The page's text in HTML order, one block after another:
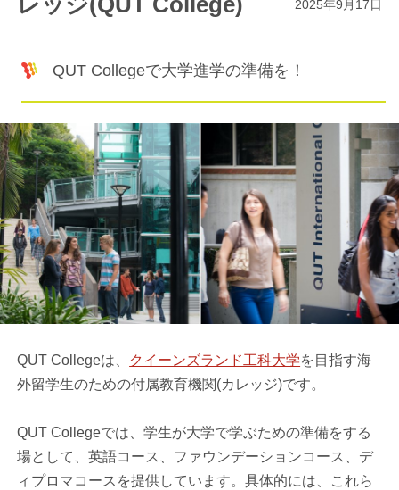
2025年9月17日
QUT Collegeで大学進学の準備を！
QUT Collegeは、 クイーンズランド工科大学を目指す海
外留学生のための付属教育機関(カレッジ)です。
QUT Collegeでは、学生が大学で学ぶための準備をする
場として、英語コース、ファウンデーションコース、デ
ィプロマコースを提供しています。具体的には、これら